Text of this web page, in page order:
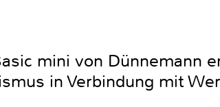
mini von Dünnemann
in Verbindung mit